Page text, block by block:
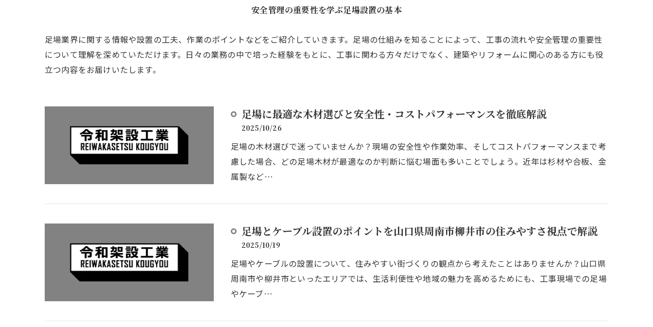
安全管理の重要性を学ぶ足場設置の基本
足場業界に関する情報や設置の工夫、作業のポイントなどをご紹介していきます。足場の仕組みを知ることによって、工事の流れや安全管理の重要性
について理解を深めていただけます。日々の業務の中で培った経験をもとに、工事に関わる方々だけでなく、建築やリフォームに関心のある方にも役
立つ内容をお届けいたします。
足場に最適な木材選びと安全性・コストパフォーマンスを徹底解説
2025/10/26
足場の木材選びで迷っていませんか？現場の安全性や作業効率、そしてコストパフォーマンスまで考
慮した場合、どの足場木材が最適なのか判断に悩む場面も多いことでしょう。近年は杉材や合板、金
属製など…
足場とケーブル設置のポイントを山口県周南市柳井市の住みやすさ視点で解説
2025/10/19
足場やケーブルの設置について、住みやすい街づくりの観点から考えたことはありませんか？山口県
周南市や柳井市といったエリアでは、生活利便性や地域の魅力を高めるためにも、工事現場での足場
やケーブ…